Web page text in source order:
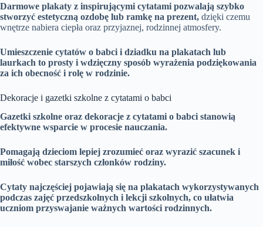
Darmowe plakaty z inspirującymi cytatami pozwalają szybko
stworzyć estetyczną ozdobę lub ramkę na prezent, dzięki czemu
wnętrze nabiera ciepła oraz przyjaznej, rodzinnej atmosfery.
Umieszczenie cytatów o babci i dziadku na plakatach lub
laurkach to prosty i wdzięczny sposób wyrażenia podziękowania
za ich obecność i rolę w rodzinie.
Dekoracje i gazetki szkolne z cytatami o babci
Gazetki szkolne oraz dekoracje z cytatami o babci stanowią
efektywne wsparcie w procesie nauczania.
Pomagają dzieciom lepiej zrozumieć oraz wyrazić szacunek i
miłość wobec starszych członków rodziny.
Cytaty najczęściej pojawiają się na plakatach wykorzystywanych
podczas zajęć przedszkolnych i lekcji szkolnych, co ułatwia
uczniom przyswajanie ważnych wartości rodzinnych.